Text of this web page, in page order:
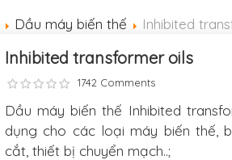
Dầu máy biến thế Inhibited
Inhibited transformer oils
1742 Comments
Dầu máy biến thế Inhibited
dụng cho các loại máy biến thế,
cắt, thiết bị chuyển mạch..;